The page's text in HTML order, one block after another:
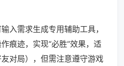
入需求生成专用辅助工具，
痕迹，实现“必胜”效果，适
对局），但需注意遵守游戏